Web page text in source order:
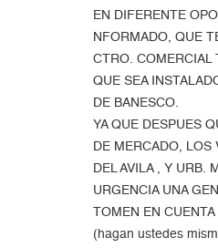
EN DIFERENTE
NFORMADO, QUE
CTRO. COMERCIAL
QUE SEA
DE BANESCO.
YA QUE DESPUES
DE MERCADO, LOS
DEL AVILA , Y URB.
URGENCIA UNA
TOMEN EN
(hagan ustedes